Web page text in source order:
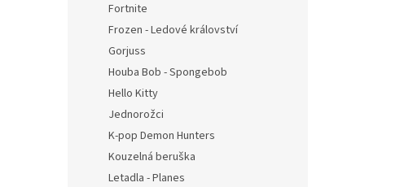
Fortnite
Frozen - Ledové království
Gorjuss
Houba Bob - Spongebob
Hello Kitty
Jednorožci
K-pop Demon Hunters
Kouzelná beruška
Letadla - Planes